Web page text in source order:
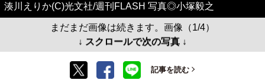
湊川えりか(C)光文社/週刊FLASH 写真◎小塚毅之
まだまだ画像は続きます。画像（1/4）
↓ スクロールで次の写真 ↓
記事を読む